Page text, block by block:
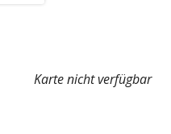
Karte nicht verfügbar